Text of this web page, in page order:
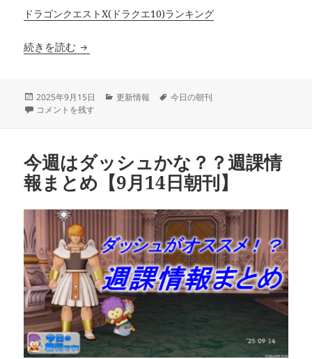
ドラゴンクエストX(ドラクエ10)ランキング
続きを読む 明日に向けてダッシュ！１５日更新まとめ【9月
投
稿
2025年9月15日
カ
更新情報
タ
今日の朝刊
明日に向けてダッシュ！１５日更新まとめ【9月15日更新】 に
コメントを残す
今週はダッシュかな？？週課情
報まとめ【9月14日朝刊】